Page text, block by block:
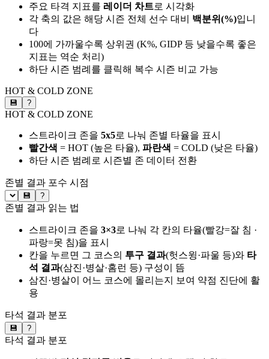
주요 타격 지표를 레이더 차트로 시각화
각 축의 값은 해당 시즌 전체 선수 대비 백분위(%)입니
다
100에 가까울수록 상위권 (K%, GIDP 등 낮을수록 좋은
지표는 역순 처리)
하단 시즌 범례를 클릭해 복수 시즌 비교 가능
HOT & COLD ZONE
💾 ?
HOT & COLD ZONE
스트라이크 존을 5x5로 나눠 존별 타율을 표시
빨간색 = HOT (높은 타율), 파란색 = COLD (낮은 타율)
하단 시즌 범례로 시즌별 존 데이터 전환
존별 결과 포수 시점
💾 ?
존별 결과 읽는 법
스트라이크 존을 3×3로 나눠 각 칸의 타율(빨강=잘 침 ·
파랑=못 침)을 표시
칸을 누르면 그 코스의 투구 결과(헛스윙·파울 등)와 타
석 결과(삼진·병살·홈런 등) 구성이 뜸
삼진·병살이 어느 코스에 몰리는지 보여 약점 진단에 활
용
타석 결과 분포
💾 ?
타석 결과 분포